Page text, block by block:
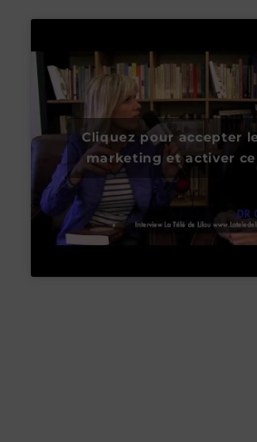
Cliquez pour accepter
marketing et activer